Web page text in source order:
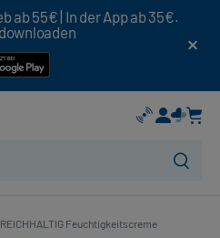
ab 55€ | In der App ab 35€.
Feuchtigkeitscreme